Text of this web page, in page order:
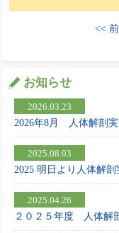
<<
お知らせ
2026.03.23
2026年8月 人体解剖
2025.08.03
2025 明日より人体解剖
2025.04.26
２０２５年度 人体解